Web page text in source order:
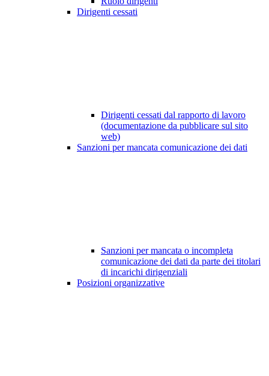
Dirigenti cessati
Dirigenti cessati dal rapporto di lavoro
(documentazione da pubblicare sul sito
web)
Sanzioni per mancata comunicazione dei dati
Sanzioni per mancata o incompleta
comunicazione dei dati da parte dei titolari
di incarichi dirigenziali
Posizioni organizzative